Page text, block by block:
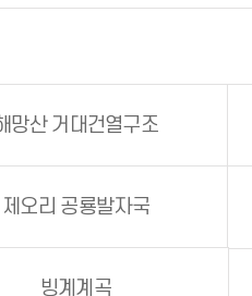
망산 거대건열구조
제오리 공룡발자국
빙계계곡